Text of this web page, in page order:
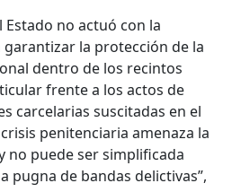
Estado no actuó con la
la protección de la
dentro de los recintos
frente a los actos de
carcelarias suscitadas en el
crisis penitenciaria amenaza la
no puede ser simplificada
pugna de bandas delictivas”,